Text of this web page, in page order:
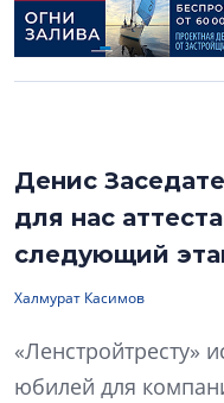
Денис
для нас
следующий
Халмурат Касимов
«Ленстройтресту»
юбилей для